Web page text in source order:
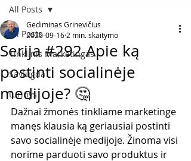
All Posts
Tinklinis Marketingas
Saviugda
turinys
All Posts
Serija #292 Apie ką
postinti socialinėje
medijoje? 🤔
Gediminas Grinevičius
2020-09-16 2 min. skaitymo
Dažnai žmonės tinkliame marketinge
manęs klausia ką geriausiai postinti
savo socialinėje medijoje. Žinoma visi
norime parduoti savo produktus ir